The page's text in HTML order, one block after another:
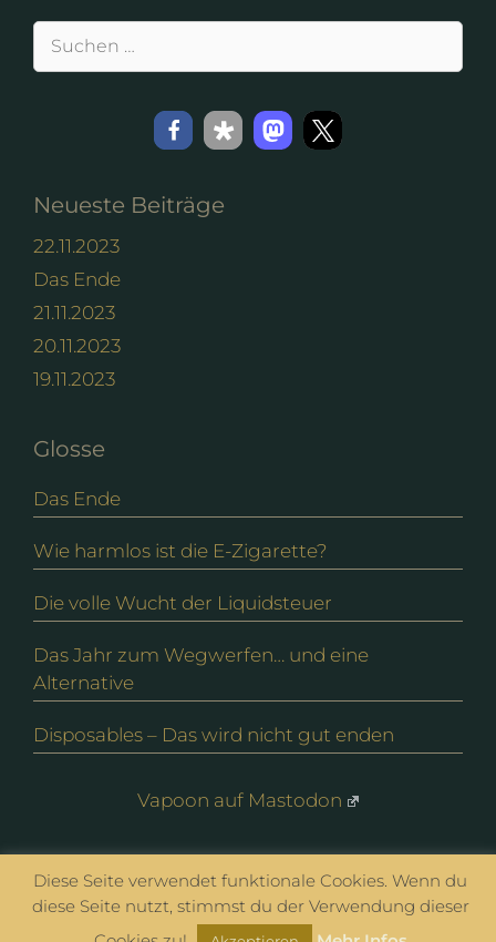
Suchen
Neueste Beiträge
22.11.2023
Das Ende
21.11.2023
20.11.2023
19.11.2023
Glosse
Das Ende
Wie harmlos ist die E-Zigarette?
Die volle Wucht der Liquidsteuer
Das Jahr zum Wegwerfen… und eine
Alternative
Disposables – Das wird nicht gut enden
Vapoon auf Mastodon
© vapoon seit 2016 |Datenschutz|Impressum
Diese Seite verwendet funktionale Cookies. Wenn du
diese Seite nutzt, stimmst du der Verwendung dieser